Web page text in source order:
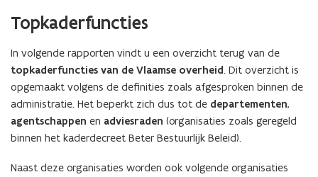
Topkaderfuncties
In volgende rapporten vindt u een overzicht terug van de
topkaderfuncties van de Vlaamse overheid. Dit overzicht is
opgemaakt volgens de definities zoals afgesproken binnen de
administratie. Het beperkt zich dus tot de departementen,
agentschappen en adviesraden (organisaties zoals geregeld
binnen het kaderdecreet Beter Bestuurlijk Beleid).
Naast deze organisaties worden ook volgende organisaties